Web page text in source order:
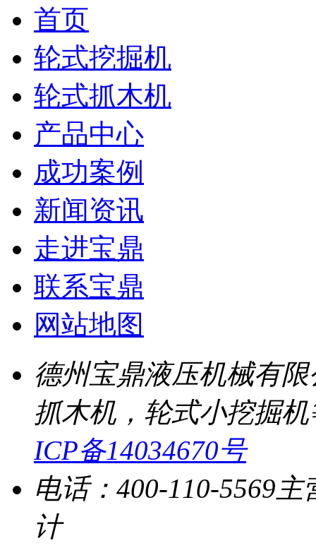
首页
轮式挖掘机
轮式抓木机
产品中心
成功案例
新闻资讯
走进宝鼎
联系宝鼎
网站地图
德州宝鼎液压机械有
抓木机，轮式小挖掘
ICP备14034670号
电话：400-110-5569 主
计